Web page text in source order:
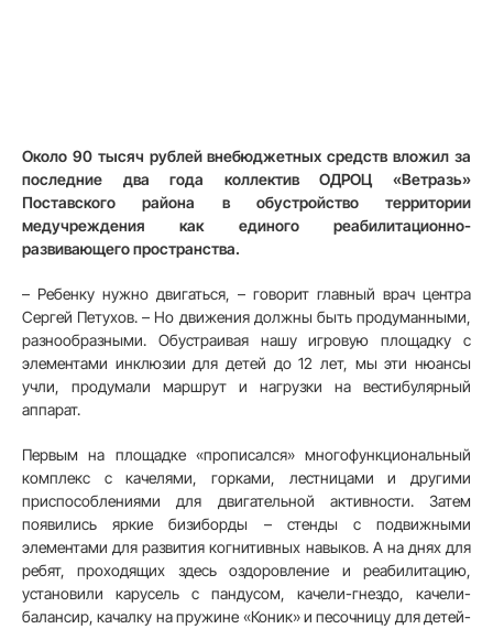
Около 90 тысяч рублей внебюджетных средств вложил за
последние два года коллектив ОДРОЦ «Ветразь»
Поставского района в обустройство территории
медучреждения как единого реабилитационно-
развивающего пространства.
– Ребенку нужно двигаться, – говорит главный врач центра
Сергей Петухов. – Но движения должны быть продуманными,
разнообразными. Обустраивая нашу игровую площадку с
элементами инклюзии для детей до 12 лет, мы эти нюансы
учли, продумали маршрут и нагрузки на вестибулярный
аппарат.
Первым на площадке «прописался» многофункциональный
комплекс с качелями, горками, лестницами и другими
приспособлениями для двигательной активности. Затем
появились яркие бизиборды – стенды с подвижными
элементами для развития когнитивных навыков. А на днях для
ребят, проходящих здесь оздоровление и реабилитацию,
установили карусель с пандусом, качели-гнездо, качели-
балансир, качалку на пружине «Коник» и песочницу для детей-